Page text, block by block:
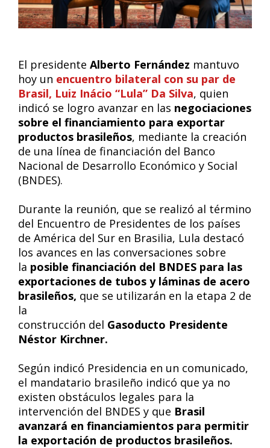
El presidente Alberto Fernández mantuvo
hoy un encuentro bilateral con su par de
Brasil, Luiz Inácio “Lula” Da Silva, quien
indicó se logro avanzar en las negociaciones
sobre el financiamiento para exportar
productos brasileños, mediante la creación
de una línea de financiación del Banco
Nacional de Desarrollo Económico y Social
(BNDES).
Durante la reunión, que se realizó al término
del Encuentro de Presidentes de los países
de América del Sur en Brasilia, Lula destacó
los avances en las conversaciones sobre
la posible financiación del BNDES para las
exportaciones de tubos y láminas de acero
brasileños, que se utilizarán en la etapa 2 de
la
construcción del Gasoducto Presidente
Néstor Kirchner.
Según indicó Presidencia en un comunicado,
el mandatario brasileño indicó que ya no
existen obstáculos legales para la
intervención del BNDES y que Brasil
avanzará en financiamientos para permitir
la exportación de productos brasileños.